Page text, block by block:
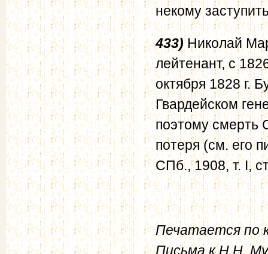
некому
433)Николай
лейтенант, с
октября 1828 г.
Гвардейском
поэтому смерть
потеря (см. его
СПб., 1908, т. I,
Печатается по
Письма к Н.Н.